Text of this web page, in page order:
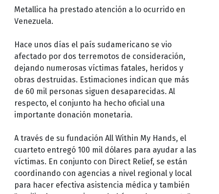
Metallica ha prestado atención a lo ocurrido en
Venezuela.
Hace unos días el país sudamericano se vio
afectado por dos terremotos de consideración,
dejando numerosas víctimas fatales, heridos y
obras destruidas. Estimaciones indican que más
de 60 mil personas siguen desaparecidas. Al
respecto, el conjunto ha hecho oficial una
importante donación monetaria.
A través de su fundación All Within My Hands, el
cuarteto entregó 100 mil dólares para ayudar a las
víctimas. En conjunto con Direct Relief, se están
coordinando con agencias a nivel regional y local
para hacer efectiva asistencia médica y también